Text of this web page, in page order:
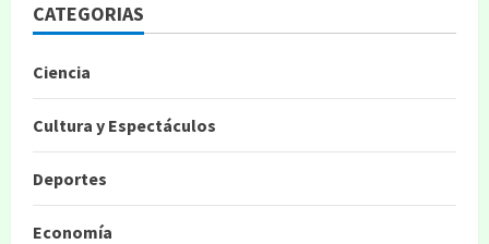
CATEGORIAS
Ciencia
Cultura y Espectáculos
Deportes
Economía